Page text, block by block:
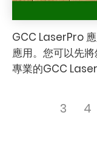
GCC LaserPro
應用。您可以先
專業的GCC
3 4